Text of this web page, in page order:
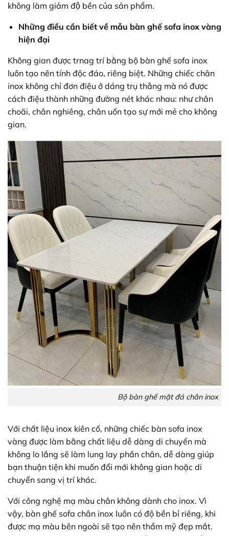
không làm giảm độ bền của sản phẩm.
Những điều cần biết về mẫu bàn ghế sofa inox vàng
hiện đại
Không gian được trnag trí bằng bộ bàn ghế sofa inox
luôn tạo nên tính độc đáo, riêng biệt. Những chiếc chân
inox không chỉ đơn điệu ở dáng trụ thẳng mà nó được
cách điệu thành những đường nét khác nhau: như chân
choãi, chân nghiêng, chân uốn tạo sự mới mẻ cho không
gian.
Bộ bàn ghế mặt đá chân inox
Với chất liệu inox kiên cố, những chiếc bàn sofa inox
vàng được làm bằng chất liệu dễ dàng di chuyển mà
không lo lắng sẽ làm lung lay phần chân, dễ dàng giúp
bạn thuận tiện khi muốn đổi mới không gian hoặc di
chuyển sang vị trí khác.
Với công nghệ mạ màu chân không dành cho inox. Vì
vậy, bàn ghế sofa chân inox luôn có độ bền bỉ riêng, khi
được mạ màu bên ngoài sẽ tạo nên thẩm mỹ đẹp mắt.